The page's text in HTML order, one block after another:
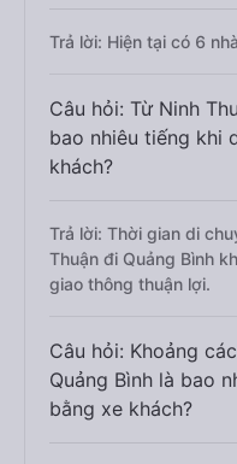
Trả lời: Hiện tại có 6
Câu hỏi: Từ Ninh
bao nhiêu tiếng khi
khách?
Trả lời: Thời gian di
Thuận đi Quảng Bình
giao thông thuận lợi.
Câu hỏi: Khoảng
Quảng Bình là bao
bằng xe khách?